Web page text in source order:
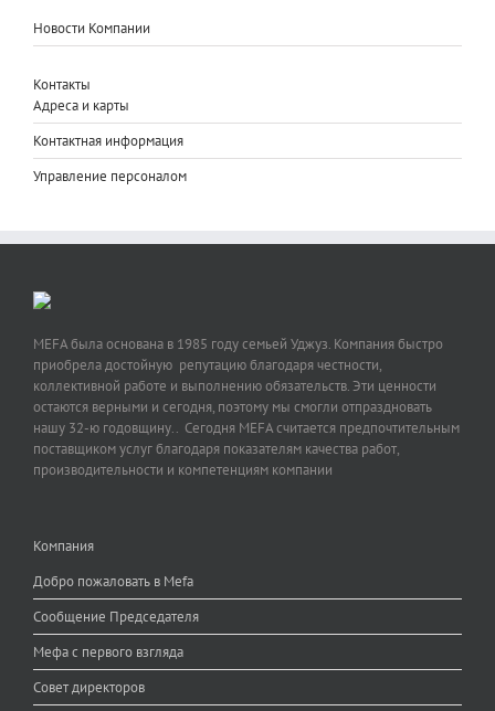
Новости Компании
Контакты
Адреса и карты
Контактная информация
Управление персоналом
MEFA была основана в 1985 году семьей Уджуз. Компания быстро
приобрела достойную репутацию благодаря честности,
коллективной работе и выполнению обязательств. Эти ценности
остаются верными и сегодня, поэтому мы смогли отпраздновать
нашу 32-ю годовщину.. Сегодня MEFA считается предпочтительным
поставщиком услуг благодаря показателям качества работ,
производительности и компетенциям компании
Компания
Добро пожаловать в Mefa
Сообщение Председателя
Мефа с первого взгляда
Совет директоров